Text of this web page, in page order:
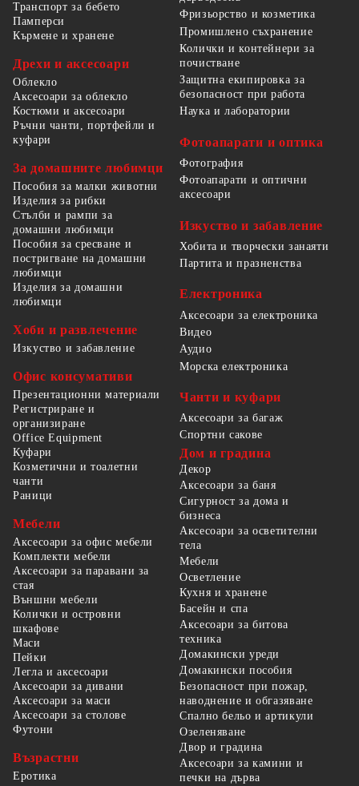
Транспорт за бебето
Памперси
Кърмене и хранене
Дрехи и аксесоари
Облекло
Аксесоари за облекло
Костюми и аксесоари
Ръчни чанти, портфейли и
куфари
За домашните любимци
Пособия за малки животни
Изделия за рибки
Стълби и рампи за
домашни любимци
Пособия за сресване и
постригване на домашни
любимци
Изделия за домашни
любимци
Хоби и развлечение
Изкуство и забавление
Офис консумативи
Презентационни материали
Регистриране и
организиране
Office Equipment
Фризьорство и козметика
Промишлено съхранение
Колички и контейнери за
почистване
Защитна екипировка за
безопасност при работа
Наука и лаборатории
Фотоапарати и оптика
Фотография
Фотоапарати и оптични
аксесоари
Изкуство и забавление
Хобита и творчески занаяти
Партита и празненства
Електроника
Аксесоари за електроника
Видео
Аудио
Морска електроника
Чанти и куфари
Аксесоари за багаж
Спортни сакове
Куфари
Козметични и тоалетни
чанти
Раници
Мебели
Аксесоари за офис мебели
Комплекти мебели
Аксесоари за паравани за
стая
Външни мебели
Колички и островни
шкафове
Маси
Пейки
Легла и аксесоари
Аксесоари за дивани
Аксесоари за маси
Аксесоари за столове
Футони
Възрастни
Еротика
Дом и градина
Декор
Аксесоари за баня
Сигурност за дома и
бизнеса
Аксесоари за осветителни
тела
Мебели
Осветление
Кухня и хранене
Басейн и спа
Аксесоари за битова
техника
Домакински уреди
Домакински пособия
Безопасност при пожар,
наводнение и обгазяване
Спално бельо и артикули
Озеленяване
Двор и градина
Аксесоари за камини и
печки на дърва